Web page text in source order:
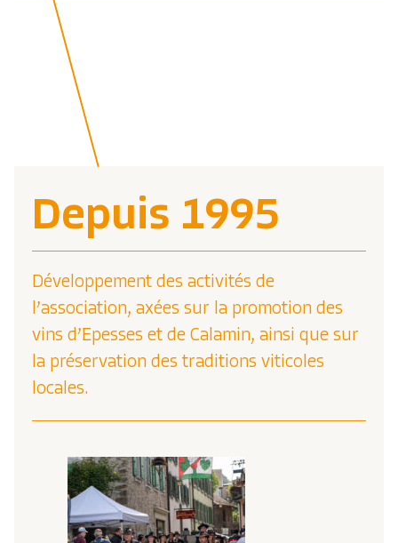
Depuis 1995
Développement des activités de
l’association, axées sur la promotion des
vins d’Epesses et de Calamin, ainsi que sur
la préservation des traditions viticoles
locales.